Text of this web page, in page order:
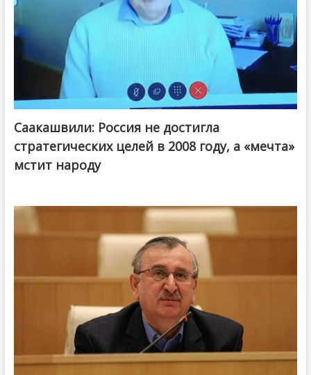
Саакашвили: Россия не достигла
стратегических целей в 2008 году, а «мечта»
мстит народу